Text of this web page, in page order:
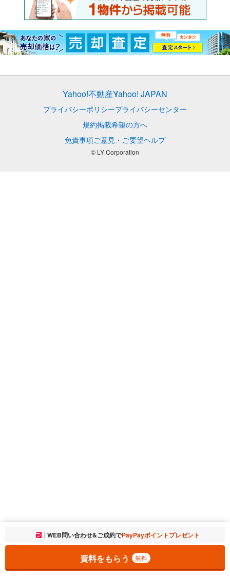
お気に入りに追加しました。 一覧を開く
WEB問い合わせ&ご成約でPayPayポイントプレゼント
資料をもらう 無料
Yahoo!不動産Yahoo! JAPAN
プライバシーポリシープライバシーセンター
規約掲載希望の方へ
免責事項ご意見・ご要望ヘルプ
© LY Corporation